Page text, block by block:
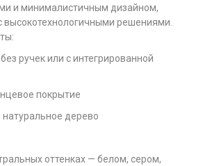
и минималистичным дизайном,
высокотехнологичными решениями.
ручек или с интегрированной
покрытие
натуральное дерево
оттенках — белом, сером,